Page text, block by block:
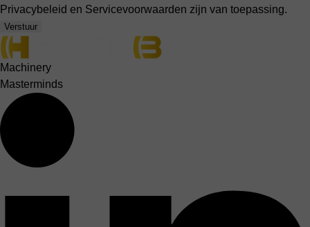
Privacybeleid en Servicevoorwaarden zijn van toepassing.
Verstuur
Machinery
Masterminds